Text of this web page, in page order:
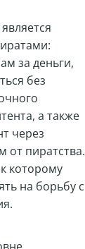
за деньги,
без
а также
через
от пиратства.
которому
на борьбу с